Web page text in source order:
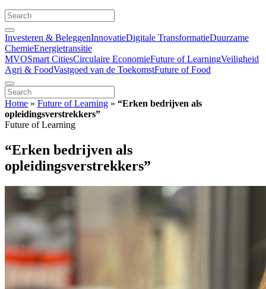
Investeren & BeleggenInnovatieDigitale TransformatieDuurzame
ChemieEnergietransitie
MVOSmart CitiesCirculaire EconomieFuture of LearningVeiligheid
Agri & FoodVastgoed van de ToekomstFuture of Food
Home » Future of Learning » “Erken bedrijven als
opleidingsverstrekkers”
Future of Learning
“Erken bedrijven als
opleidingsverstrekkers”